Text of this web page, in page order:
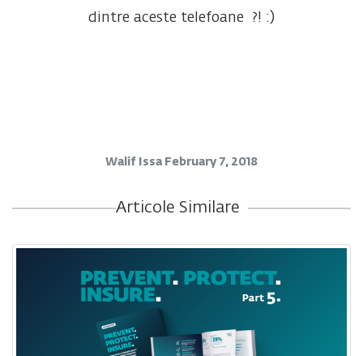
dintre aceste telefoane ?! :)
Walif Issa February 7, 2018
Articole Similare